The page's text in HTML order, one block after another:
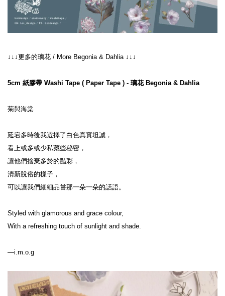
↓↓↓更多的璃花 / More Begonia & Dahlia ↓↓↓
5cm 紙膠帶 Washi Tape ( Paper Tape ) - 璃花 Begonia & Dahlia
菊與海棠
延宕多時後我選擇了白色真實坦誠，
看上或多或少私藏些秘密，
讓他們捨棄多於的豔彩，
清新脫俗的樣子，
可以讓我們細細品嘗那一朵一朵的話語。
Styled with glamorous and grace colour,
With a refreshing touch of sunlight and shade.
—i.m.o.g